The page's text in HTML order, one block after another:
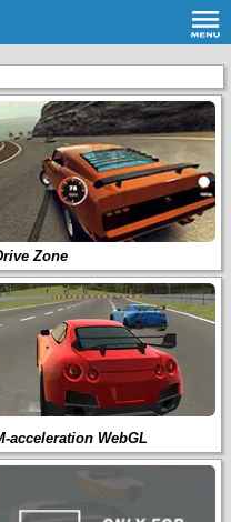
Zone
acceleration WebGL